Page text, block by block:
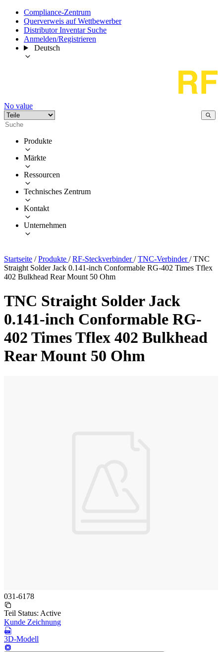
Compliance-Zentrum
Querverweis auf Wettbewerber
Distributor Inventar Suche
Anmelden/Registrieren
Deutsch
No value
Produkte
Märkte
Ressourcen
Technisches Zentrum
Kontakt
Unternehmen
Startseite / Produkte / RF-Steckverbinder/ TNC-Verbinder/ TNC
Straight Solder Jack 0.141-inch Conformable RG-402 Times Tflex
402 Bulkhead Rear Mount 50 Ohm
TNC Straight Solder Jack
0.141-inch Conformable RG-
402 Times Tflex 402 Bulkhead
Rear Mount 50 Ohm
031-6178
Teil Status: Active
Kunde Zeichnung
3D-Modell